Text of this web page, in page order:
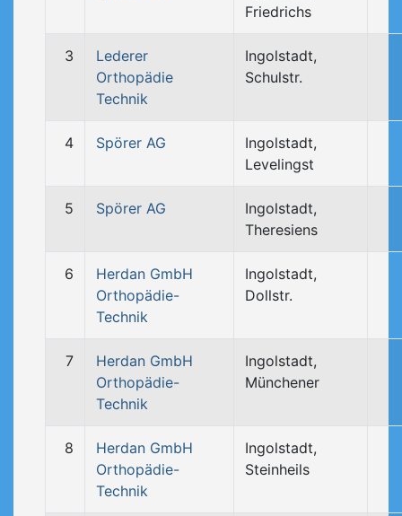
Friedrichs
3
Lederer
Orthopädie
Technik
Ingolstadt,
Schulstr.
4 Spörer AG
Ingolstadt,
Levelingst
5 Spörer AG
Ingolstadt,
Theresiens
6
Herdan GmbH
Orthopädie-
Technik
Ingolstadt,
Dollstr.
7
Herdan GmbH
Orthopädie-
Technik
Ingolstadt,
Münchener
8
Herdan GmbH
Orthopädie-
Technik
Ingolstadt,
Steinheils